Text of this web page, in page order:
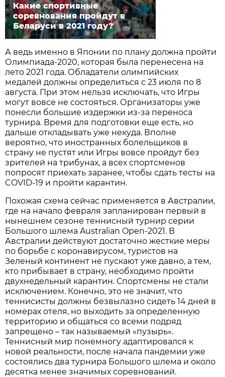
Какие спортивные
соревнования пройдут в
Беларуси в 2021 году?
А ведь именно в Японии по плану должна пройти
Олимпиада-2020, которая была перенесена на
лето 2021 года. Обладатели олимпийских
медалей должны определиться с 23 июля по 8
августа. При этом нельзя исключать, что Игры
могут вовсе не состояться. Организаторы уже
понесли большие издержки из-за переноса
турнира. Время для подготовки еще есть, но
дальше откладывать уже некуда. Вполне
вероятно, что иностранных болельщиков в
страну не пустят или Игры вовсе пройдут без
зрителей на трибунах, а всех спортсменов
попросят приехать заранее, чтобы сдать тесты на
COVID-19 и пройти карантин.
Похожая схема сейчас применяется в Австралии,
где на начало февраля запланирован первый в
нынешнем сезоне теннисный турнир серии
Большого шлема Australian Open-2021. В
Австралии действуют достаточно жесткие меры
по борьбе с коронавирусом, туристов на
Зеленый континент не пускают уже давно, а тем,
кто прибывает в страну, необходимо пройти
двухнедельный карантин. Спортсмены не стали
исключением. Конечно, это не значит, что
теннисисты должны безвылазно сидеть 14 дней в
номерах отеля, но выходить за определенную
территорию и общаться со всеми подряд
запрещено – так называемый «пузырь».
Теннисный мир понемногу адаптировался к
новой реальности, после начала пандемии уже
состоялись два турнира Большого шлема и около
десятка менее значимых соревнований.